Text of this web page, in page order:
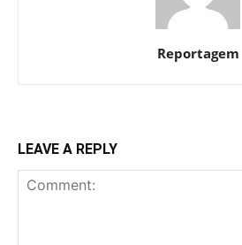
Reportagem
LEAVE A REPLY